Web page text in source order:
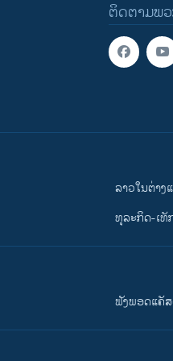
ຕິດຕາມພ
ລາວໃນຕ່າງ
ທຸລະກິດ-ເທັ
ຟັງພອດແຄັ